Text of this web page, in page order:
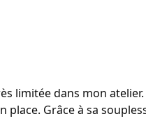
limitée dans mon
Grâce à sa